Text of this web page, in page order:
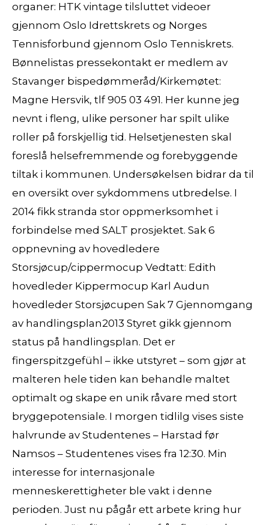
organer: HTK vintage tilsluttet videoer
gjennom Oslo Idrettskrets og Norges
Tennisforbund gjennom Oslo Tenniskrets.
Bønnelistas pressekontakt er medlem av
Stavanger bispedømmeråd/Kirkemøtet:
Magne Hersvik, tlf 905 03 491. Her kunne jeg
nevnt i fleng, ulike personer har spilt ulike
roller på forskjellig tid. Helsetjenesten skal
foreslå helsefremmende og forebyggende
tiltak i kommunen. Undersøkelsen bidrar da til
en oversikt over sykdommens utbredelse. I
2014 fikk stranda stor oppmerksomhet i
forbindelse med SALT prosjektet. Sak 6
oppnevning av hovedledere
Storsjøcup/cippermocup Vedtatt: Edith
hovedleder Kippermocup Karl Audun
hovedleder Storsjøcupen Sak 7 Gjennomgang
av handlingsplan2013 Styret gikk gjennom
status på handlingsplan. Det er
fingerspitzgefühl – ikke utstyret – som gjør at
malteren hele tiden kan behandle maltet
optimalt og skape en unik råvare med stort
bryggepotensiale. I morgen tidlilg vises siste
halvrunde av Studentenes – Harstad før
Namsos – Studentenes vises fra 12:30. Min
interesse for internasjonale
menneskerettigheter ble vakt i denne
perioden. Just nu pågår ett arbete kring hur